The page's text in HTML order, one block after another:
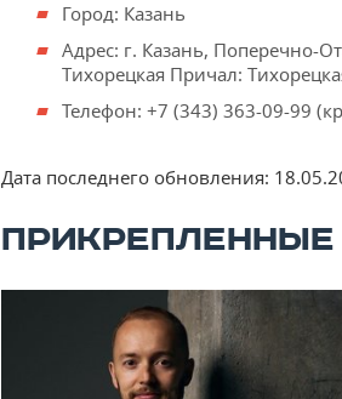
Город: Казань
Адрес: г. Казань, Поперечно-
Тихорецкая Причал:
Телефон: +7 (343) 363-09-99
Дата последнего обновления: